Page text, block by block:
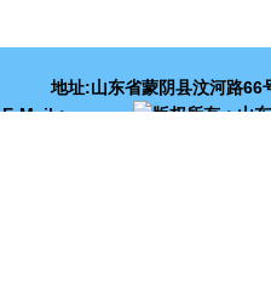
地址:山东省蒙阴县汶河路
E-Mail：
版权所有：山